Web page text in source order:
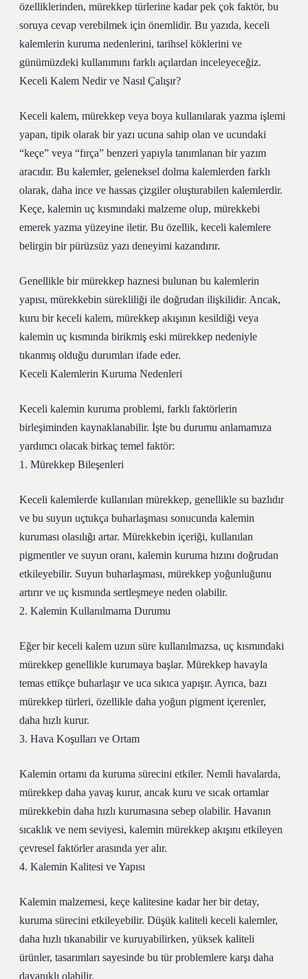
özelliklerinden, mürekkep türlerine kadar pek çok faktör, bu
soruya cevap verebilmek için önemlidir. Bu yazıda, keceli
kalemlerin kuruma nedenlerini, tarihsel köklerini ve
günümüzdeki kullanımını farklı açılardan inceleyeceğiz.
Keceli Kalem Nedir ve Nasıl Çalışır?
Keceli kalem, mürekkep veya boya kullanılarak yazma işlemi
yapan, tipik olarak bir yazı ucuna sahip olan ve ucundaki
“keçe” veya “fırça” benzeri yapıyla tanımlanan bir yazım
aracıdır. Bu kalemler, geleneksel dolma kalemlerden farklı
olarak, daha ince ve hassas çizgiler oluşturabilen kalemlerdir.
Keçe, kalemin uç kısmındaki malzeme olup, mürekkebi
emerek yazma yüzeyine iletir. Bu özellik, keceli kalemlere
belirgin bir pürüzsüz yazı deneyimi kazandırır.
Genellikle bir mürekkep haznesi bulunan bu kalemlerin
yapısı, mürekkebin sürekliliği ile doğrudan ilişkilidir. Ancak,
kuru bir keceli kalem, mürekkep akışının kesildiği veya
kalemin uç kısmında birikmiş eski mürekkep nedeniyle
tıkanmış olduğu durumları ifade eder.
Keceli Kalemlerin Kuruma Nedenleri
Keceli kalemin kuruma problemi, farklı faktörlerin
birleşiminden kaynaklanabilir. İşte bu durumu anlamamıza
yardımcı olacak birkaç temel faktör:
1. Mürekkep Bileşenleri
Keceli kalemlerde kullanılan mürekkep, genellikle su bazlıdır
ve bu suyun uçtukça buharlaşması sonucunda kalemin
kuruması olasılığı artar. Mürekkebin içeriği, kullanılan
pigmentler ve suyun oranı, kalemin kuruma hızını doğrudan
etkileyebilir. Suyun buharlaşması, mürekkep yoğunluğunu
artırır ve uç kısmında sertleşmeye neden olabilir.
2. Kalemin Kullanılmama Durumu
Eğer bir keceli kalem uzun süre kullanılmazsa, uç kısmındaki
mürekkep genellikle kurumaya başlar. Mürekkep havayla
temas ettikçe buharlaşır ve uca sıkıca yapışır. Ayrıca, bazı
mürekkep türleri, özellikle daha yoğun pigment içerenler,
daha hızlı kurur.
3. Hava Koşulları ve Ortam
Kalemin ortamı da kuruma sürecini etkiler. Nemli havalarda,
mürekkep daha yavaş kurur, ancak kuru ve sıcak ortamlar
mürekkebin daha hızlı kurumasına sebep olabilir. Havanın
sıcaklık ve nem seviyesi, kalemin mürekkep akışını etkileyen
çevresel faktörler arasında yer alır.
4. Kalemin Kalitesi ve Yapısı
Kalemin malzemesi, keçe kalitesine kadar her bir detay,
kuruma sürecini etkileyebilir. Düşük kaliteli keceli kalemler,
daha hızlı tıkanabilir ve kuruyabilirken, yüksek kaliteli
ürünler, tasarımları sayesinde bu tür problemlere karşı daha
dayanıklı olabilir.